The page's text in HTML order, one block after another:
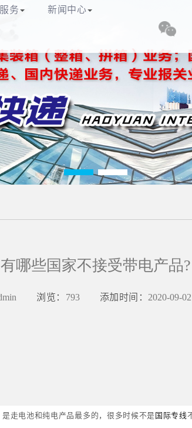
务 新闻中心
产品
有哪些国家不接受带电产品?
浏览： 793 添加时间：2020-09-
走电池和纯电产品最多的，很多时候不是国际专线